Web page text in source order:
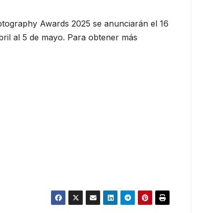
Awards 2025 se anunciarán el 16
al 5 de mayo. Para obtener más